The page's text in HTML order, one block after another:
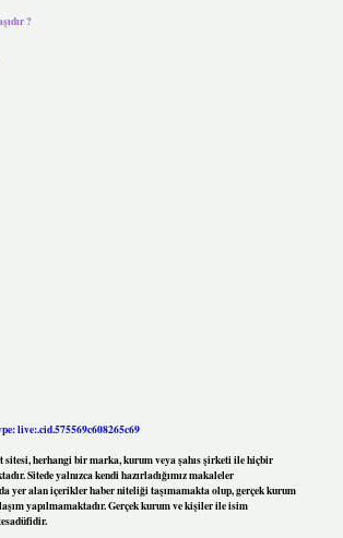
?
live:.cid.575569c608265c69
sitesi, herhangi bir marka, kurum veya şahıs şirketi ile hiçbir
Sitede yalnızca kendi hazırladığımız makaleler
yer alan içerikler haber niteliği taşımamakta olup, gerçek kurum
yapılmamaktadır. Gerçek kurum ve kişiler ile isim